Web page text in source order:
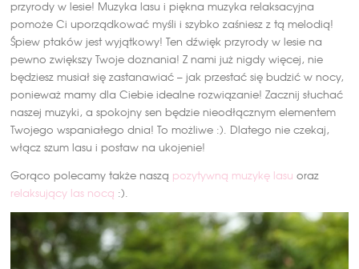
przyrody w lesie! Muzyka lasu i piękna muzyka relaksacyjna
pomoże Ci uporządkować myśli i szybko zaśniesz z tą melodią!
Śpiew ptaków jest wyjątkowy! Ten dźwięk przyrody w lesie na
pewno zwiększy Twoje doznania! Z nami już nigdy więcej, nie
będziesz musiał się zastanawiać – jak przestać się budzić w nocy,
ponieważ mamy dla Ciebie idealne rozwiązanie! Zacznij słuchać
naszej muzyki, a spokojny sen będzie nieodłącznym elementem
Twojego wspaniałego dnia! To możliwe :). Dlatego nie czekaj,
włącz szum lasu i postaw na ukojenie!
Gorąco polecamy także naszą pozytywną muzykę lasu oraz
relaksujący las nocą :).